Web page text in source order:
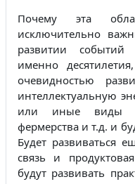
Почему эта
исключительно
развитии
именно
очевидностью
интеллектуальную
или иные виды
фермерства и т.д. и
Будет развиваться
связь и
будут развивать